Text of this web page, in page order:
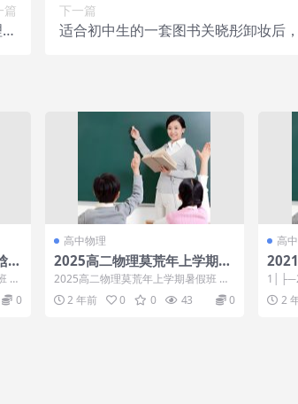
篇 下一篇
适合初中生的一套图书关晓彤卸妆后
目
0
高中物理
2025高二物理莫荒年上学期暑
假班
2025高二物理莫荒年上学期暑假班 规
划服务： 01.【高二】2024年7-12...
2 年前 0 0 43 0
高
大小
2